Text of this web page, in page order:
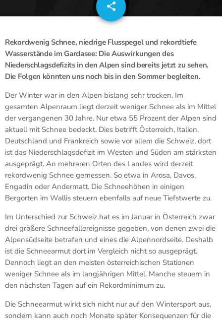
share
email
Rekordwenig Schnee, niedrige Flusspegel und rekordtiefe
Wasserstände im Gardasee: Die Auswirkungen des
Niederschlagsdefizits in den Alpen sind bereits jetzt zu sehen.
Die Folgen könnten uns noch bis in den Sommer begleiten.
Der Winter war in den Alpen bislang sehr trocken. Im
gesamten Alpenraum liegt derzeit weniger Schnee als im Mittel
der vergangenen 30 Jahre. Nur etwa 55 Prozent der Alpen sind
aktuell mit Schnee bedeckt. Dies betrifft Österreich, Italien,
Deutschland und Frankreich sowie vor allem die Schweiz, dort
ist das Niederschlagsdefizit im Westen und Süden am stärksten
ausgeprägt. An mehreren Orten des Landes wird derzeit
rekordwenig Schnee gemessen. So etwa in Arosa, Davos,
Engadin oder Andermatt. Die Schneehöhen in einigen
Bergorten im Wallis steuern ebenfalls auf neue Tiefstwerte zu.
Im Unterschied zur Schweiz hat es im Januar in Österreich zwar
drei größere Schneefallereignisse gegeben, von denen zwei die
Alpensüdseite betrafen und eines die Alpennordseite. Deshalb
ist die Schneearmut dort im Vergleich nicht so ausgeprägt.
Dennoch liegt an den meisten österreichischen Stationen
weniger Schnee als im langjährigen Mittel. Manche steuern in
den nächsten Tagen auf ein Rekordminimum zu.
Die Schneearmut wirkt sich nicht nur auf den Wintersport aus,
sondern kann auch noch Monate später Konsequenzen für die